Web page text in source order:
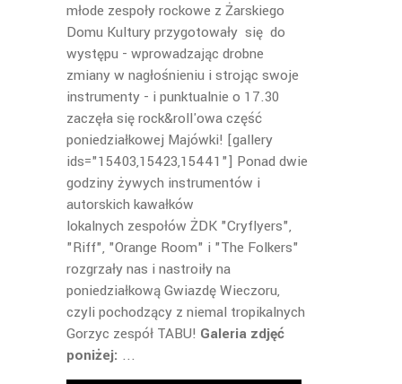
młode zespoły rockowe z Żarskiego
Domu Kultury przygotowały się do
występu - wprowadzając drobne
zmiany w nagłośnieniu i strojąc swoje
instrumenty - i punktualnie o 17.30
zaczęła się rock&roll'owa część
poniedziałkowej Majówki! [gallery
ids="15403,15423,15441"] Ponad dwie
godziny żywych instrumentów i
autorskich kawałków
lokalnych zespołów ŻDK "Cryflyers",
"Riff", "Orange Room" i "The Folkers"
rozgrzały nas i nastroiły na
poniedziałkową Gwiazdę Wieczoru,
czyli pochodzący z niemal tropikalnych
Gorzyc zespół TABU! Galeria zdjęć
poniżej: